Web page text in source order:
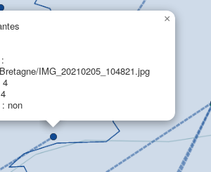
IMG_20210205_104821.jpg
4
non
×